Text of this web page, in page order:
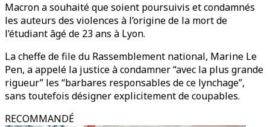
Macron a souhaité que soient poursuivis et condamnés
les auteurs des violences à l’origine de la mort de
l’étudiant âgé de 23 ans à Lyon.
La cheffe de file du Rassemblement national, Marine Le
Pen, a appelé la justice à condamner “avec la plus grande
rigueur” les “barbares responsables de ce lynchage”,
sans toutefois désigner explicitement de coupables.
RECOMMANDÉ